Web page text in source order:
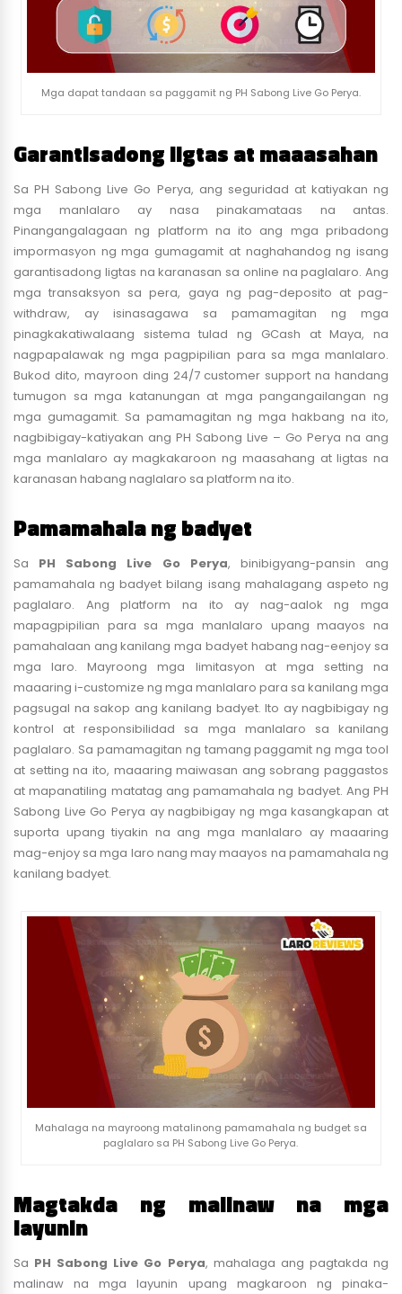
Mga dapat tandaan sa paggamit ng PH Sabong Live Go Perya.
Garantisadong ligtas at maaasahan
Sa PH Sabong Live Go Perya, ang seguridad at katiyakan ng
mga manlalaro ay nasa pinakamataas na antas.
Pinangangalagaan ng platform na ito ang mga pribadong
impormasyon ng mga gumagamit at naghahandog ng isang
garantisadong ligtas na karanasan sa online na paglalaro. Ang
mga transaksyon sa pera, gaya ng pag-deposito at pag-
withdraw, ay isinasagawa sa pamamagitan ng mga
pinagkakatiwalaang sistema tulad ng GCash at Maya, na
nagpapalawak ng mga pagpipilian para sa mga manlalaro.
Bukod dito, mayroon ding 24/7 customer support na handang
tumugon sa mga katanungan at mga pangangailangan ng
mga gumagamit. Sa pamamagitan ng mga hakbang na ito,
nagbibigay-katiyakan ang PH Sabong Live – Go Perya na ang
mga manlalaro ay magkakaroon ng maasahang at ligtas na
karanasan habang naglalaro sa platform na ito.
Pamamahala ng badyet
Sa PH Sabong Live Go Perya, binibigyang-pansin ang
pamamahala ng badyet bilang isang mahalagang aspeto ng
paglalaro. Ang platform na ito ay nag-aalok ng mga
mapagpipilian para sa mga manlalaro upang maayos na
pamahalaan ang kanilang mga badyet habang nag-eenjoy sa
mga laro. Mayroong mga limitasyon at mga setting na
maaaring i-customize ng mga manlalaro para sa kanilang mga
pagsugal na sakop ang kanilang badyet. Ito ay nagbibigay ng
kontrol at responsibilidad sa mga manlalaro sa kanilang
paglalaro. Sa pamamagitan ng tamang paggamit ng mga tool
at setting na ito, maaaring maiwasan ang sobrang paggastos
at mapanatiling matatag ang pamamahala ng badyet. Ang PH
Sabong Live Go Perya ay nagbibigay ng mga kasangkapan at
suporta upang tiyakin na ang mga manlalaro ay maaaring
mag-enjoy sa mga laro nang may maayos na pamamahala ng
kanilang badyet.
Mahalaga na mayroong matalinong pamamahala ng budget sa
paglalaro sa PH Sabong Live Go Perya.
Magtakda ng malinaw na mga
layunin
Sa PH Sabong Live Go Perya, mahalaga ang pagtakda ng
malinaw na mga layunin upang magkaroon ng pinaka-